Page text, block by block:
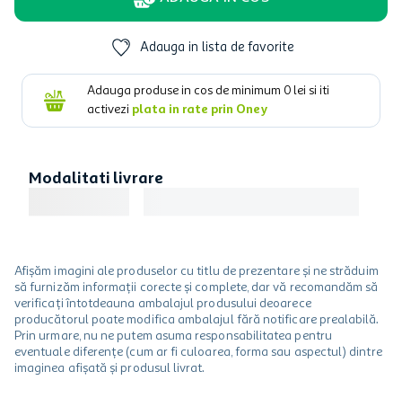
Adauga in lista de favorite
Adauga produse in cos de minimum 0 lei si iti
activezi plata in rate prin Oney
Modalitati livrare
Afișăm imagini ale produselor cu titlu de prezentare și ne străduim
să furnizăm informații corecte și complete, dar vă recomandăm să
verificați întotdeauna ambalajul produsului deoarece
producătorul poate modifica ambalajul fără notificare prealabilă.
Prin urmare, nu ne putem asuma responsabilitatea pentru
eventuale diferențe (cum ar fi culoarea, forma sau aspectul) dintre
imaginea afișată și produsul livrat.